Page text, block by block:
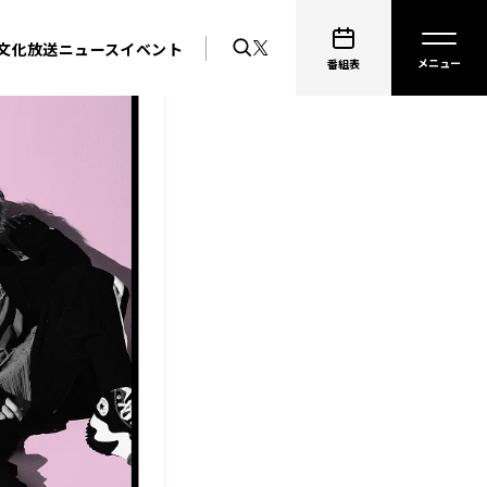
化放送ニュースイベント
番組表